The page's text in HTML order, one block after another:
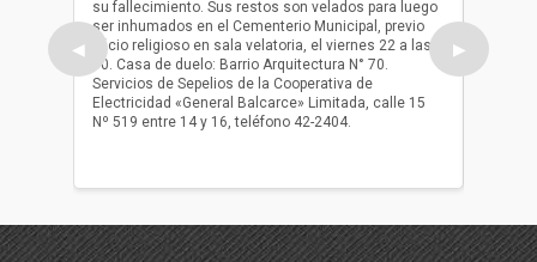
◀
su fallecimiento. Sus restos son velados para luego
ser inhumados en el Cementerio Municipal, previo
oficio religioso en sala velatoria, el viernes 22 a las
10. Casa de duelo: Barrio Arquitectura N° 70.
Servicios de Sepelios de la Cooperativa de
Electricidad «General Balcarce» Limitada, calle 15
Nº 519 entre 14 y 16, teléfono 42-2404.
ser
oficio
▶